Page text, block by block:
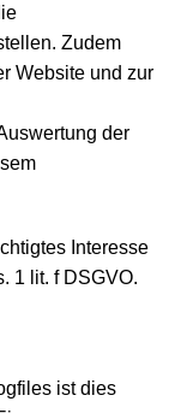
Zudem
Website und zur
der
Interesse
1 lit. f DSGVO.
ist dies